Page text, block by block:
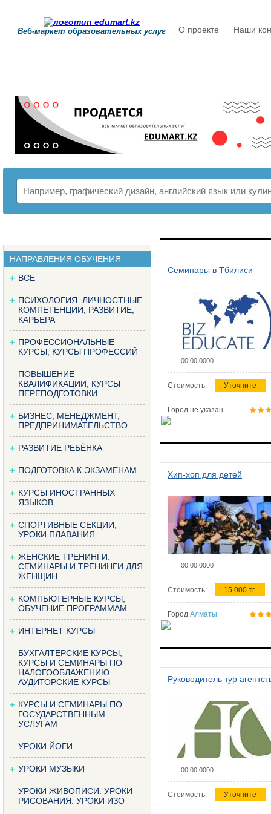
Веб-маркет образовательных услуг О проекте Наши
НАПРАВЛЕНИЯ ОБУЧЕНИЯ
ВСЕ
ПСИХОЛОГИЯ. ЛИЧНОСТНЫЕ
КОМПЕТЕНЦИИ, РАЗВИТИЕ,
КАРЬЕРА
ПРОФЕССИОНАЛЬНЫЕ
КУРСЫ, КУРСЫ ПРОФЕССИЙ
ПОВЫШЕНИЕ
КВАЛИФИКАЦИИ, КУРСЫ
ПЕРЕПОДГОТОВКИ
БИЗНЕС, МЕНЕДЖМЕНТ,
ПРЕДПРИНИМАТЕЛЬСТВО
РАЗВИТИЕ РЕБЁНКА
ПОДГОТОВКА К ЭКЗАМЕНАМ
КУРСЫ ИНОСТРАННЫХ
ЯЗЫКОВ
СПОРТИВНЫЕ СЕКЦИИ,
УРОКИ ПЛАВАНИЯ
ЖЕНСКИЕ ТРЕНИНГИ.
СЕМИНАРЫ И ТРЕНИНГИ ДЛЯ
ЖЕНЩИН
КОМПЬЮТЕРНЫЕ КУРСЫ,
ОБУЧЕНИЕ ПРОГРАММАМ
ИНТЕРНЕТ КУРСЫ
БУХГАЛТЕРСКИЕ КУРСЫ,
КУРСЫ И СЕМИНАРЫ ПО
НАЛОГООБЛАЖЕНИЮ.
АУДИТОРСКИЕ КУРСЫ
КУРСЫ И СЕМИНАРЫ ПО
ГОСУДАРСТВЕННЫМ
УСЛУГАМ
УРОКИ ЙОГИ
УРОКИ МУЗЫКИ
УРОКИ ЖИВОПИСИ. УРОКИ
РИСОВАНИЯ. УРОКИ ИЗО
Семинары в Тбилиси
00.00.0000
Стоимость: Уточните
Город не указан
Хип-хоп для детей
00.00.0000
Стоимость: 15 000 тг.
Город Алматы
Руководитель тур
00.00.0000
Стоимость: Уточните